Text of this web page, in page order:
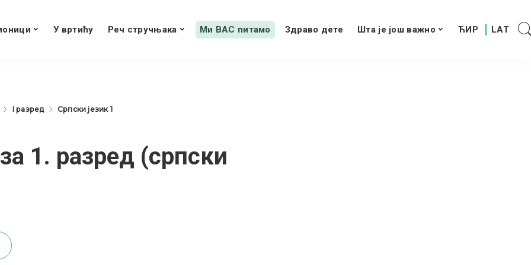
У вртићу Реч стручњака Ми ВАС питамо Здраво дете Шта је још важно
I разред Српски језик 1
1. разред (српски